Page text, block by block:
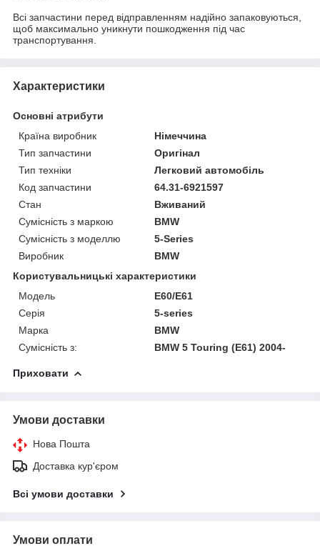
Всі запчастини перед відправленням надійно запаковуються,
щоб максимально уникнути пошкодження під час
транспортування.
Характеристики
Основні атрибути
Країна виробник
Німеччина
Тип запчастини
Оригінал
Тип техніки
Легковий автомобіль
Код запчастини
64.31-6921597
Стан
Вживаний
Сумісність з маркою
BMW
Сумісність з моделлю
5-Series
Виробник
BMW
Користувальницькі характеристики
Модель
E60/E61
Серія
5-series
Марка
BMW
Сумісність з:
BMW 5 Touring (E61) 2004-
Приховати
Умови доставки
Нова Пошта
Доставка кур'єром
Всі умови доставки
Умови оплати